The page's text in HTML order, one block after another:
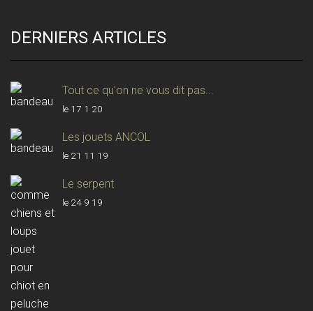
DERNIERS ARTICLES
Tout ce qu'on ne vous dit pas...
le 17 1 20
Les jouets ANCOL
le 21 11 19
Le serpent
le 24 9 19